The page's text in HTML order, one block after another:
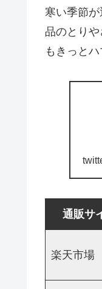
寒い季節
品のとり
もきっとハ
通販サ
楽天市場